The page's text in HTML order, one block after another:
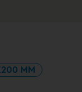
MM